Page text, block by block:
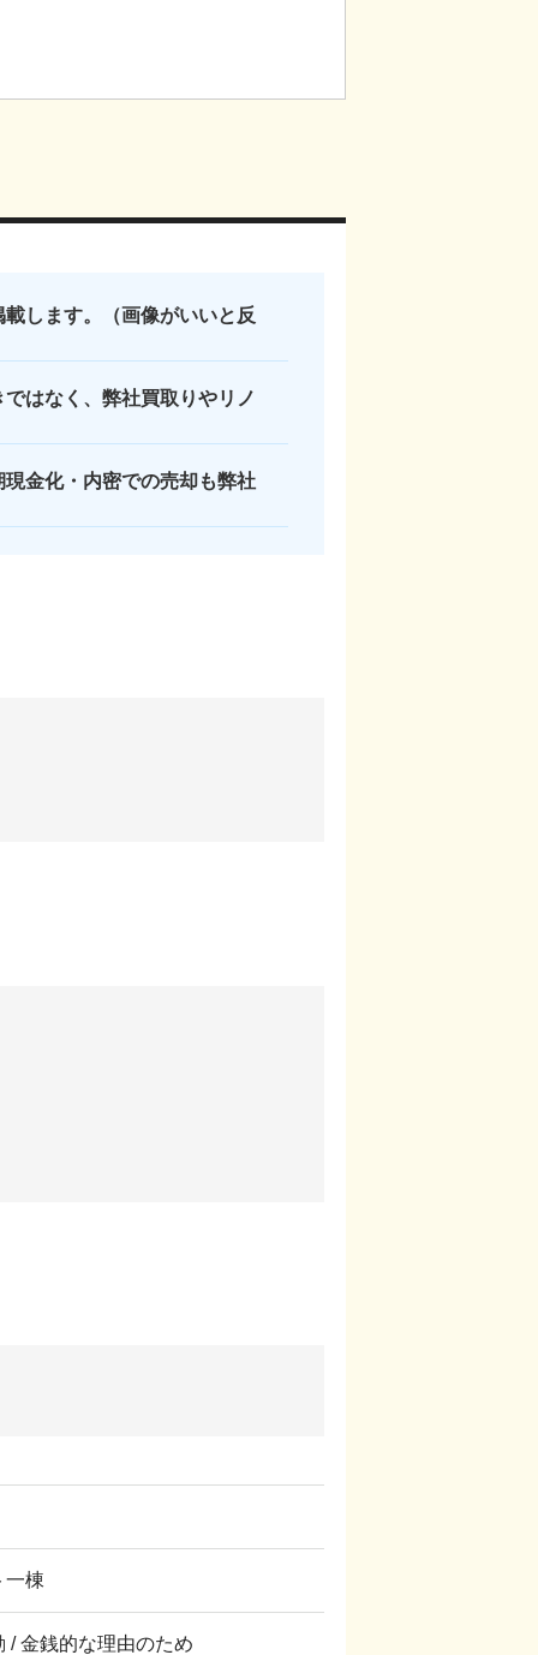
します。（画像がいいと反
はなく、弊社買取りやリノ
金化・内密での売却も弊社
一棟
/ 金銭的な理由のため